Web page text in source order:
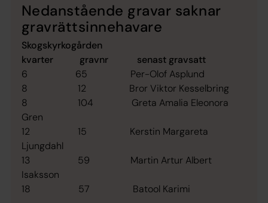
Nedanstående gravar saknar
gravrättsinnehavare
Skogskyrkogården
kvarter gravnr senast gravsatt
6 65 Per-Olof Asplund
8 12 Bror Viktor Kesselbring
8 104 Greta Amalia Eleonora
Gren
12 15 Kerstin Margareta
Ljungdahl
13 59 Martin Artur Albert
Isaksson
18 57 Batool Karimi